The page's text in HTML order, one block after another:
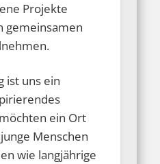
Projekte
gemeinsamen
ist uns ein
ein Ort
Menschen
wie langjährige